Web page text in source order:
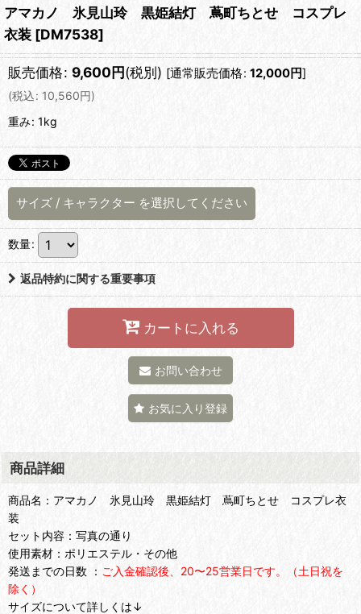
アマカノ 氷見山玲 黒姫結灯 蔦町ちとせ コスプレ
衣装 [DM7538]
販売価格: 9,600円(税別) [通常販売価格: 12,000円]
(税込: 10,560円)
重み: 1kg
サイズ / キャラクター を選択してください
数量:
返品特約に関する重要事項
カートに入れる
お問い合わせ
お気に入り登録
商品詳細
商品名：アマカノ 氷見山玲 黒姫結灯 蔦町ちとせ コスプレ衣
装
セット内容：写真の通り
使用素材：ポリエステル・その他
発送までの日数 ： ご入金確認後、20〜25営業日です。（土日祝を
除く）
サイズについて詳しくは↓